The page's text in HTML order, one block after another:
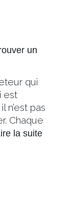
un
qui
est
n’est pas
Chaque
la suite